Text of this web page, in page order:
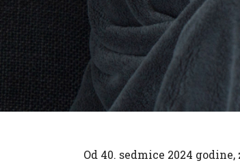
Od 40. sedmice 2024